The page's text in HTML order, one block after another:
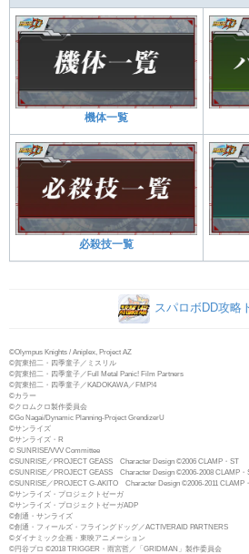
機体一覧
必殺技一覧
スパロボDD攻略
©Olympus Knights / Aniplex, Project AZ
©賀東招二・四季童子／ミスリル
©賀東招二・四季童子／Full Metal Panic! Film Partners
©賀東招二・四季童子／KADOKAWA／FMP!4
©カラー
©クロムクロ製作委員会
©Go Nagai/Dynamic Planning-Project GrendizerU
©サンライズ
©サンライズ・R
© SUNRISE/VVV Committee
©SUNRISE／PROJECT GEASS Character Design ©2006 CLAMP・ST
©SUNRISE／PROJECT GEASS Character Design ©2006-2008 CLAMP・
©SUNRISE／PROJECT G-AKITO Character Design ©2006-2011 CLAMP
©サンライズ・プロジェクトゼーガ
©サンライズ・プロジェクトゼーガADP
©創通・サンライズ
©創通・フィールズ・フライングドッグ／ACTIVERAID PARTNERS
©ダイナミック企画・東映アニメーション
©円谷プロ ©2018 TRIGGER・雨宮哲／「GRIDMAN」製作委員会